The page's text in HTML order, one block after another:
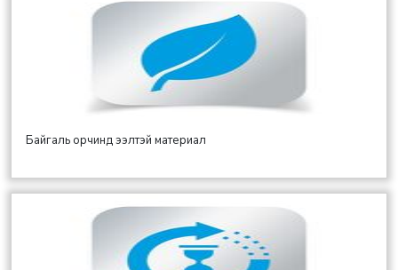
Байгаль орчинд ээлтэй материал